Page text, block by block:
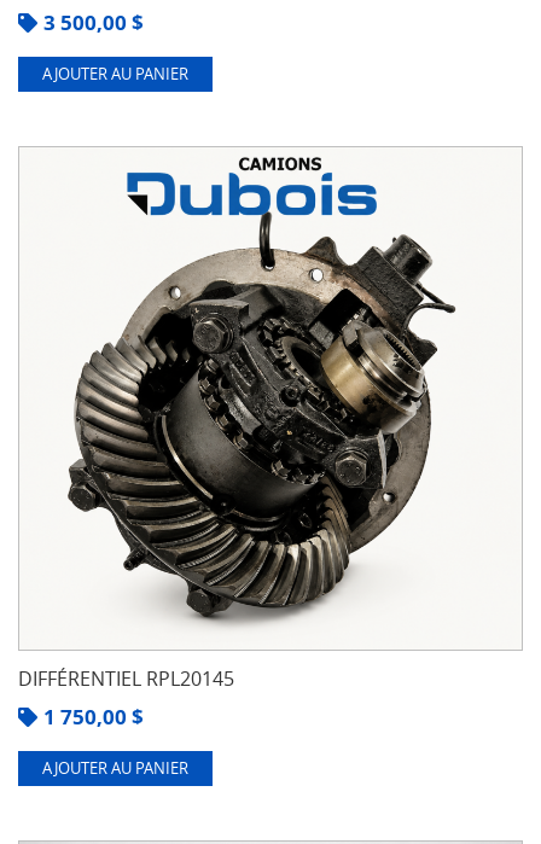
3 500,00 $
AJOUTER AU PANIER
DIFFÉRENTIEL RPL20145
1 750,00 $
AJOUTER AU PANIER